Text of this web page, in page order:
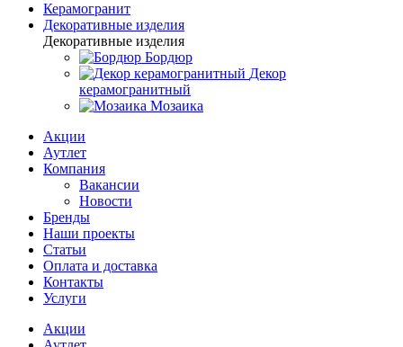
Керамогранит
Декоративные изделия
Декоративные изделия
Бордюр
Декор
керамогранитный
Мозаика
Акции
Аутлет
Компания
Вакансии
Новости
Бренды
Наши проекты
Статьи
Оплата и доставка
Контакты
Услуги
Акции